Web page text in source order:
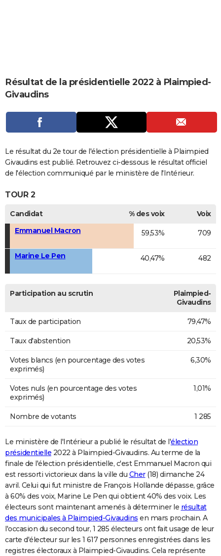
Carte de Noël
Carte Bonne année
Carte Saint-Valentin
Carte Pâques
Carte d'anniversaire
DICTIONNAIRE
PROGRAMME TV
COPAINS D'AVANT
S'inscrire
Se connecter
Lycées
Collèges
Primaires
Universités
Entreprises
Service militaire
Avis de recherche
AVIS DE DÉCÈS
FORUM
Bricolage
Lifestyle
Culture
Sport
Auto
Television
Voyage
Cinema
Résultat de la présidentielle 2022 à Plaimpied-
Givaudins
Le résultat du 2e tour de l'élection présidentielle à Plaimpied
Givaudins est publié. Retrouvez ci-dessous le résultat officiel
de l'élection communiqué par le ministère de l'Intérieur.
TOUR 2
Candidat % des voix
Voix
Emmanuel Macron
59,53% 709
Marine Le Pen 40,47% 482
Participation au scrutin
Plaimpied-
Givaudins
Taux de participation 79,47%
Taux d'abstention 20,53%
Votes blancs (en pourcentage des votes
exprimés)
6,30%
Votes nuls (en pourcentage des votes
exprimés)
1,01%
Nombre de votants 1 285
Le ministère de l'Intérieur a publié le résultat de l'élection
présidentielle 2022 à Plaimpied-Givaudins. Au terme de la
finale de l'élection présidentielle, c'est Emmanuel Macron qui
est ressorti victorieux dans la ville du Cher(18) dimanche 24
avril. Celui qui fut ministre de François Hollande dépasse, grâce
à 60% des voix, Marine Le Pen qui obtient 40% des voix. Les
électeurs sont maintenant amenés à déterminer le résultat
des municipales à Plaimpied-Givaudins en mars prochain. A
l'occasion du second tour, 1 285 électeurs ont fait usage de leur
carte d'électeur sur les 1 617 personnes enregistrées dans les
registres électoraux à Plaimpied-Givaudins. Cela représente